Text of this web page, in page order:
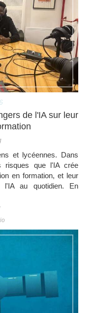
de l'IA sur leur
et lycéennes. Dans
risques que l'IA crée
en formation, et leur
au quotidien. En